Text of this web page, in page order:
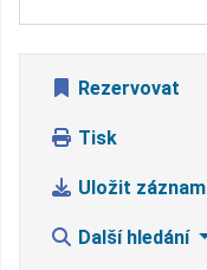
Rezervovat
Tisk
Uložit záznam
Další hledání